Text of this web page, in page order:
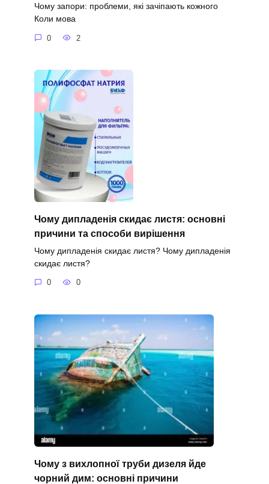
Чому запори: проблеми, які зачіпають кожного
Коли мова
0 2
Чому дипладенія скидає листя: основні
причини та способи вирішення
Чому дипладенія скидає листя? Чому дипладенія
скидає листя?
0 0
Чому з вихлопної труби дизеля йде
чорний дим: основні причини